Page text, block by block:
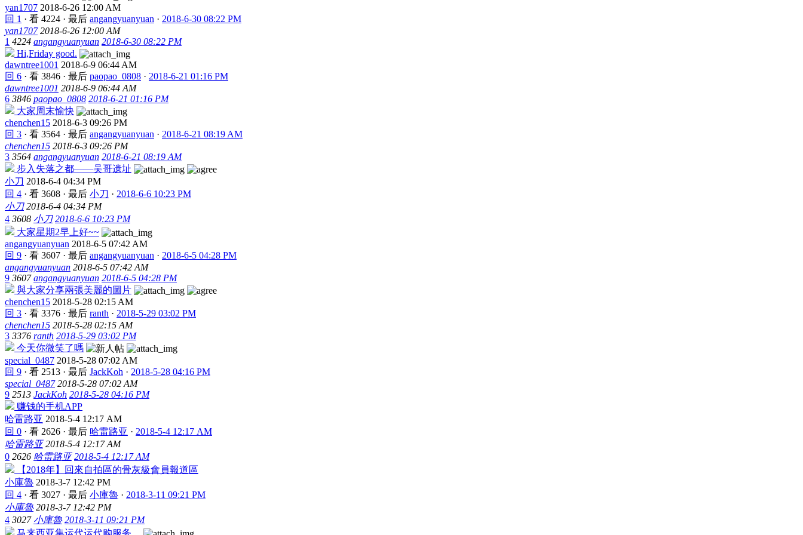
yan1707 2018-6-26 12:00 AM
回 1 · 看 4224 · 最后 angangyuanyuan · 2018-6-30 08:22 PM
yan1707 2018-6-26 12:00 AM
1 4224 angangyuanyuan 2018-6-30 08:22 PM
Hi,Friday good.
dawntree1001 2018-6-9 06:44 AM
回 6 · 看 3846 · 最后 paopao_0808 · 2018-6-21 01:16 PM
dawntree1001 2018-6-9 06:44 AM
6 3846 paopao_0808 2018-6-21 01:16 PM
大家周末愉快
chenchen15 2018-6-3 09:26 PM
回 3 · 看 3564 · 最后 angangyuanyuan · 2018-6-21 08:19 AM
chenchen15 2018-6-3 09:26 PM
3 3564 angangyuanyuan 2018-6-21 08:19 AM
步入失落之都——吴哥遗址
小刀 2018-6-4 04:34 PM
回 4 · 看 3608 · 最后 小刀 · 2018-6-6 10:23 PM
小刀 2018-6-4 04:34 PM
4 3608 小刀 2018-6-6 10:23 PM
大家星期2早上好~~
angangyuanyuan 2018-6-5 07:42 AM
回 9 · 看 3607 · 最后 angangyuanyuan · 2018-6-5 04:28 PM
angangyuanyuan 2018-6-5 07:42 AM
9 3607 angangyuanyuan 2018-6-5 04:28 PM
與大家分享兩張美麗的圖片
chenchen15 2018-5-28 02:15 AM
回 3 · 看 3376 · 最后 ranth · 2018-5-29 03:02 PM
chenchen15 2018-5-28 02:15 AM
3 3376 ranth 2018-5-29 03:02 PM
今天你微笑了嗎
special_0487 2018-5-28 07:02 AM
回 9 · 看 2513 · 最后 JackKoh · 2018-5-28 04:16 PM
special_0487 2018-5-28 07:02 AM
9 2513 JackKoh 2018-5-28 04:16 PM
赚钱的手机APP
哈雷路亚 2018-5-4 12:17 AM
回 0 · 看 2626 · 最后 哈雷路亚 · 2018-5-4 12:17 AM
哈雷路亚 2018-5-4 12:17 AM
0 2626 哈雷路亚 2018-5-4 12:17 AM
【2018年】回來自拍區的骨灰級會員報道區
小庫魯 2018-3-7 12:42 PM
回 4 · 看 3027 · 最后 小庫魯 · 2018-3-11 09:21 PM
小庫魯 2018-3-7 12:42 PM
4 3027 小庫魯 2018-3-11 09:21 PM
马来西亚集运代运代购服务。